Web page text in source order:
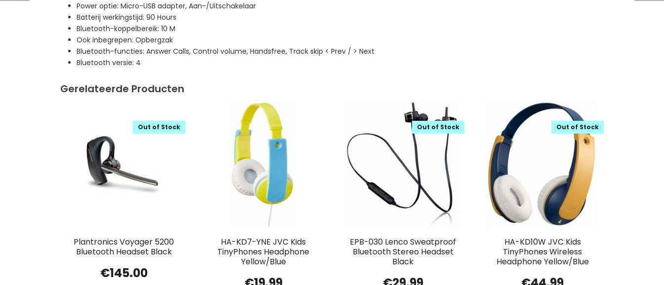
Power optie: Micro-USB adapter, Aan-/Uitschakelaar
Batterij werkingstijd: 90 Hours
Bluetooth-koppelbereik: 10 M
Ook inbegrepen: Opbergzak
Bluetooth-functies: Answer Calls, Control volume, Handsfree, Track skip < Prev / > Next
Bluetooth versie: 4
Gerelateerde Producten
Plantronics Voyager 5200
Bluetooth Headset Black
Out of Stock
€145.00
HA-KD7-YNE JVC Kids
TinyPhones Headphone
Yellow/Blue
EPB-030 Lenco Sweatproof
Bluetooth Stereo Headset
Black
Out of Stock
HA-KD10W JVC Kids
TinyPhones Wireless
Headphone Yellow/Blue
Out of Stock